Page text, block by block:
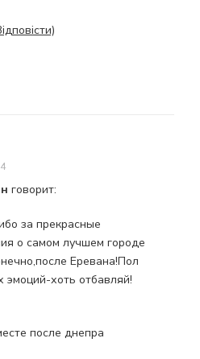
говорит:
за прекрасные
о самом лучшем городе
Еревана!Пол
эмоций-хоть отбавляй!
после днепра